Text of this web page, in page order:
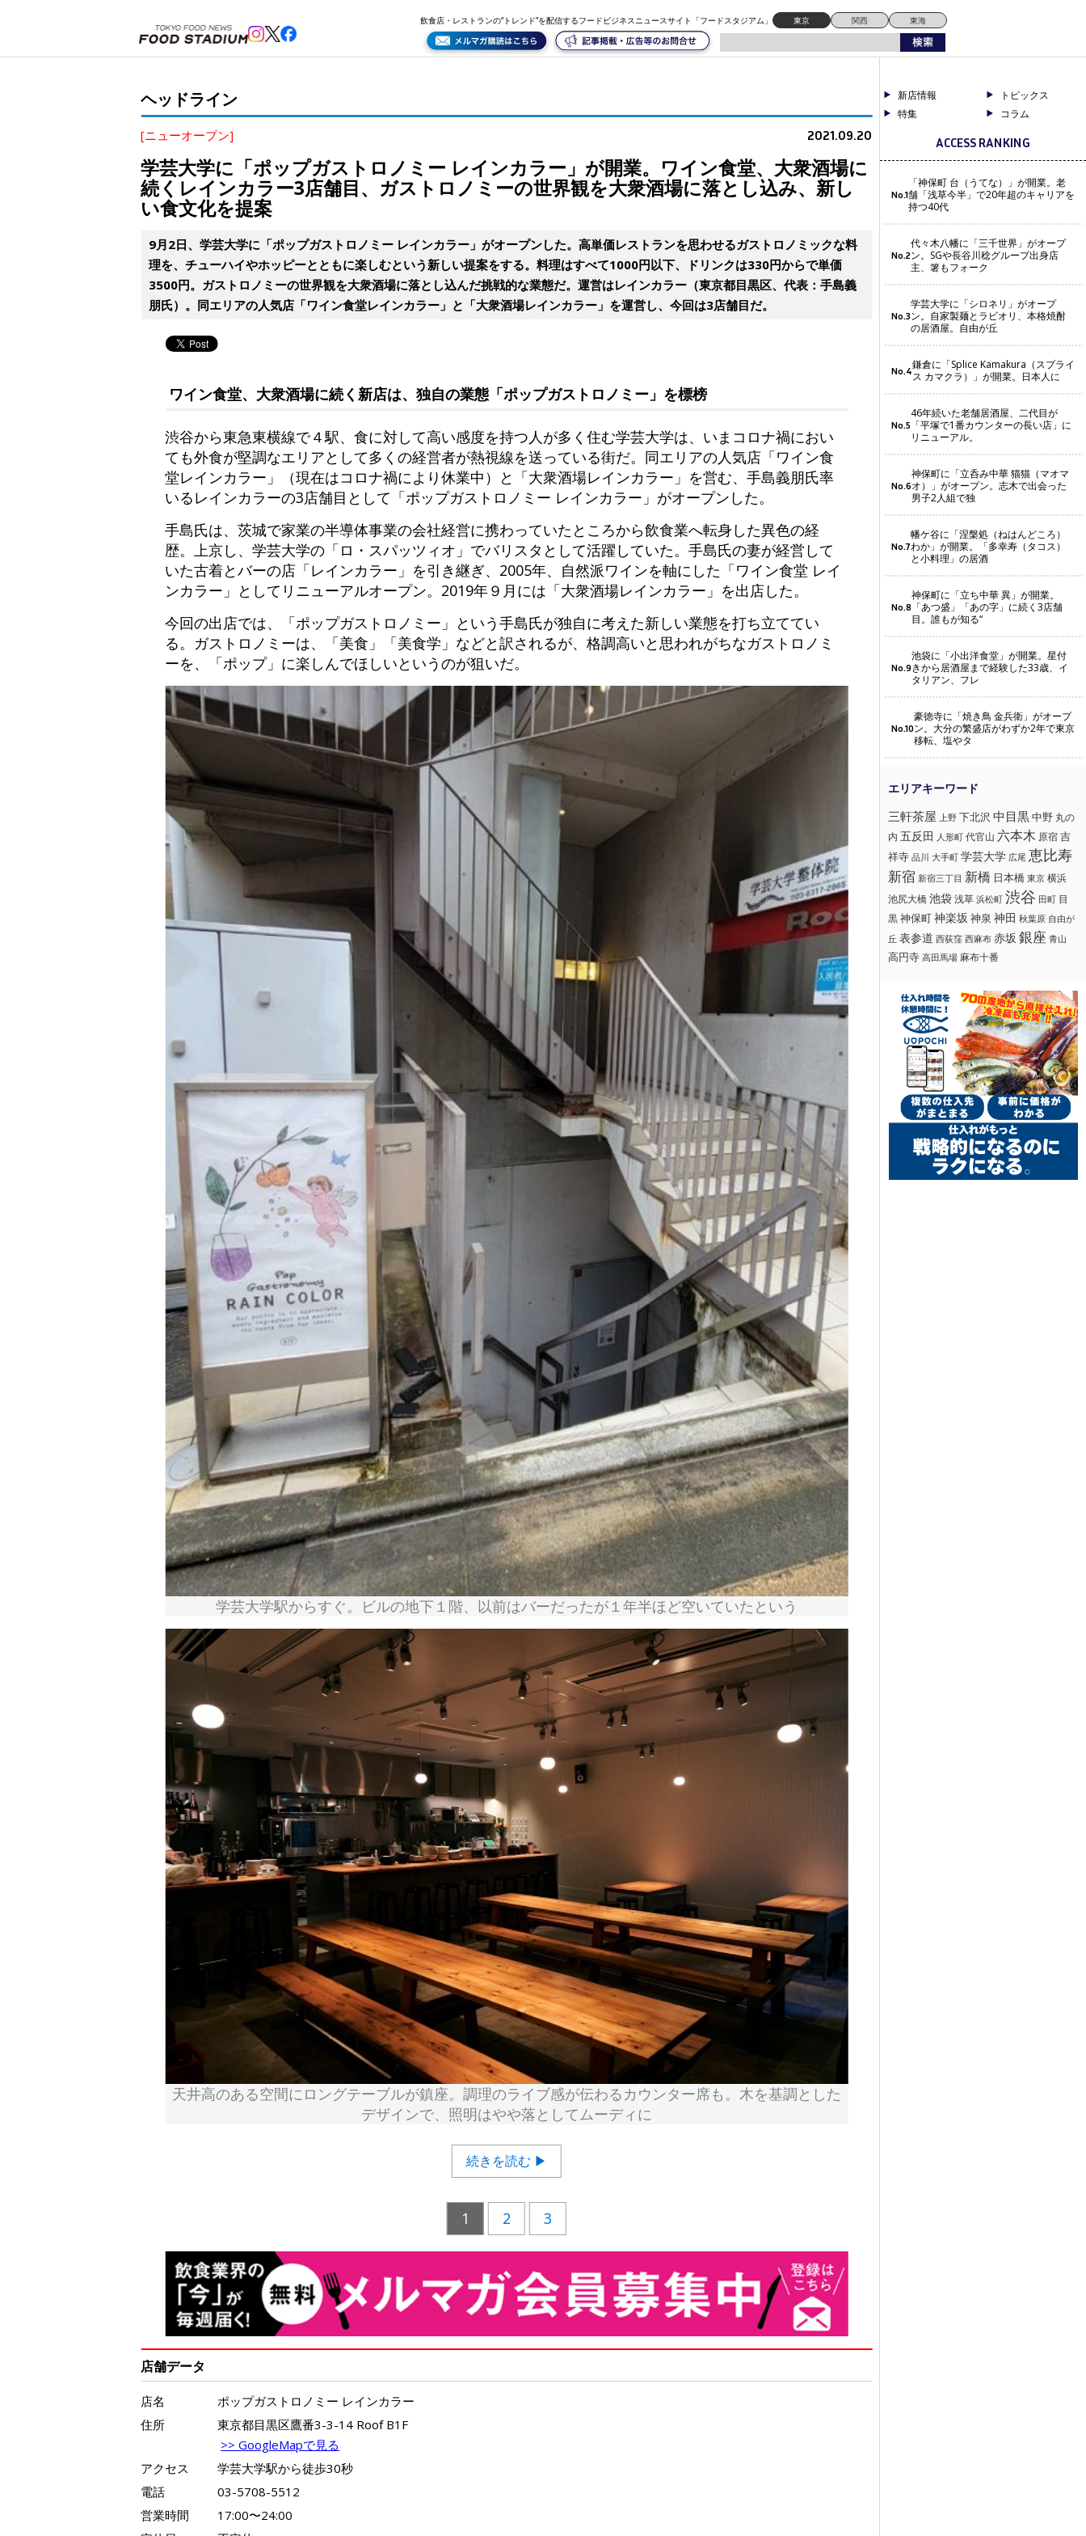
飲食店・レストランの“トレンド”を配信するフードビジネスニュースサイト「フードスタジアム」 東京 関西 東海
ヘッドライン
[ニューオープン] 2021.09.20
学芸大学に「ポップガストロノミー レインカラー」が開業。ワイン食堂、大衆酒場に
続くレインカラー3店舗目、ガストロノミーの世界観を大衆酒場に落とし込み、新し
い食文化を提案
9月2日、学芸大学に「ポップガストロノミー レインカラー」がオープンした。高単価レストランを思わせるガストロノミックな料
理を、チューハイやホッピーとともに楽しむという新しい提案をする。料理はすべて1000円以下、ドリンクは330円からで単価
3500円。ガストロノミーの世界観を大衆酒場に落とし込んだ挑戦的な業態だ。運営はレインカラー（東京都目黒区、代表：手島義
朋氏）。同エリアの人気店「ワイン食堂レインカラー」と「大衆酒場レインカラー」を運営し、今回は3店舗目だ。
ワイン食堂、大衆酒場に続く新店は、独自の業態「ポップガストロノミー」を標榜
渋谷から東急東横線で４駅、食に対して高い感度を持つ人が多く住む学芸大学は、いまコロナ禍におい
ても外食が堅調なエリアとして多くの経営者が熱視線を送っている街だ。同エリアの人気店「ワイン食
堂レインカラー」（現在はコロナ禍により休業中）と「大衆酒場レインカラー」を営む、手島義朋氏率
いるレインカラーの3店舗目として「ポップガストロノミー レインカラー」がオープンした。
手島氏は、茨城で家業の半導体事業の会社経営に携わっていたところから飲食業へ転身した異色の経
歴。上京し、学芸大学の「ロ・スパッツィオ」でバリスタとして活躍していた。手島氏の妻が経営して
いた古着とバーの店「レインカラー」を引き継ぎ、2005年、自然派ワインを軸にした「ワイン食堂 レイ
ンカラー」としてリニューアルオープン。2019年９月には「大衆酒場レインカラー」を出店した。
今回の出店では、「ポップガストロノミー」という手島氏が独自に考えた新しい業態を打ち立ててい
る。ガストロノミーは、「美食」「美食学」などと訳されるが、格調高いと思われがちなガストロノミ
ーを、「ポップ」に楽しんでほしいというのが狙いだ。
学芸大学駅からすぐ。ビルの地下１階、以前はバーだったが１年半ほど空いていたという
天井高のある空間にロングテーブルが鎮座。調理のライブ感が伝わるカウンター席も。木を基調とした
デザインで、照明はやや落としてムーディに
続きを読む ▶
1 2 3
店舗データ
店名
ポップガストロノミー レインカラー
住所
東京都目黒区鷹番3-3-14 Roof B1F
>> GoogleMapで見る
アクセス
学芸大学駅から徒歩30秒
電話
03-5708-5512
営業時間
17:00〜24:00
新店情報
トピックス
特集
コラム
ACCESS RANKING
No.1
「神保町 台（うてな）」が開業。老
舗「浅草今半」で20年超のキャリアを
持つ40代
No.2
代々木八幡に「三千世界」がオープ
ン。SGや長谷川稔グループ出身店
主、箸もフォーク
No.3
学芸大学に「シロネリ」がオープ
ン。自家製麺とラビオリ、本格焼酎
の居酒屋。自由が丘
No.4鎌倉に「Splice Kamakura（スプライ
ス カマクラ）」が開業。日本人に
No.5
46年続いた老舗居酒屋、二代目が
「平塚で1番カウンターの長い店」に
リニューアル。
No.6
神保町に「立呑み中華 猫猫（マオマ
オ）」がオープン。志木で出会った
男子2人組で独
No.7
幡ケ谷に「涅槃処（ねはんどころ）
わか」が開業。「多幸寿（タコス）
と小料理」の居酒
No.8
神保町に「立ち中華 異」が開業。
「あつ盛」「あの字」に続く3店舗
目。誰もが知る“
No.9
池袋に「小出洋食堂」が開業。星付
きから居酒屋まで経験した33歳、イ
タリアン、フレ
No.10
豪徳寺に「焼き鳥 金兵衛」がオープ
ン。大分の繁盛店がわずか2年で東京
移転、塩やタ
三軒茶屋 上野 下北沢 中目黒中野 丸の
内 五反田 人形町 代官山 六本木 原宿 吉
祥寺 品川 大手町 学芸大学 広尾 恵比寿
新宿 新宿三丁目 新橋 日本橋 東京 横浜
池尻大橋 池袋浅草 浜松町 渋谷 田町 目
黒神保町神楽坂 神泉 神田 秋葉原 自由が
丘 表参道 西荻窪 西麻布 赤坂 銀座 青山
高円寺 高田馬場 麻布十番